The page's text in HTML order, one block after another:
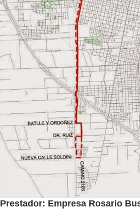
Prestador: Empresa Rosario